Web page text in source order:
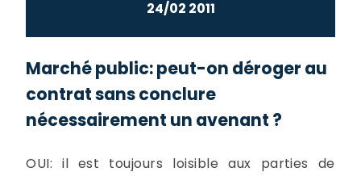
24/02 2011
Marché public: peut-on déroger au
contrat sans conclure
nécessairement un avenant ?
OUI: il est toujours loisible aux parties de